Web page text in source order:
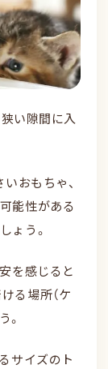
い隙間に入
おもちゃ、
能性がある
ょう。
を感じると
る場所（ケ
。
サイズのト